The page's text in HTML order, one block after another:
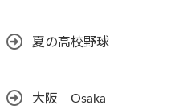
夏の高校野球
大阪 Osaka